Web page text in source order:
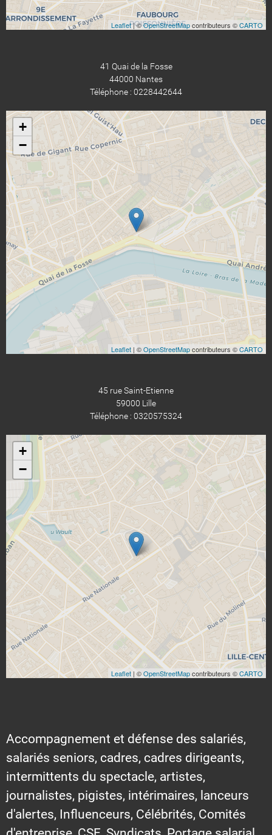
Leaflet| ©OpenStreetMapcontributeurs ©CARTO
41 Quai de la Fosse
44000 Nantes
Téléphone : 0228442644
+
−
Leaflet | ©OpenStreetMapcontributeurs ©CARTO
45 rue Saint-Etienne
59000 Lille
Téléphone : 0320575324
+
−
Leaflet | ©OpenStreetMapcontributeurs ©CARTO
Accompagnement et défense des salariés,
salariés seniors, cadres, cadres dirigeants,
intermittents du spectacle, artistes,
journalistes, pigistes, intérimaires, lanceurs
d'alertes, Influenceurs, Célébrités, Comités